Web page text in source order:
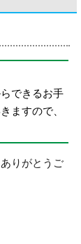
できるお手
ますので、
りがとうご